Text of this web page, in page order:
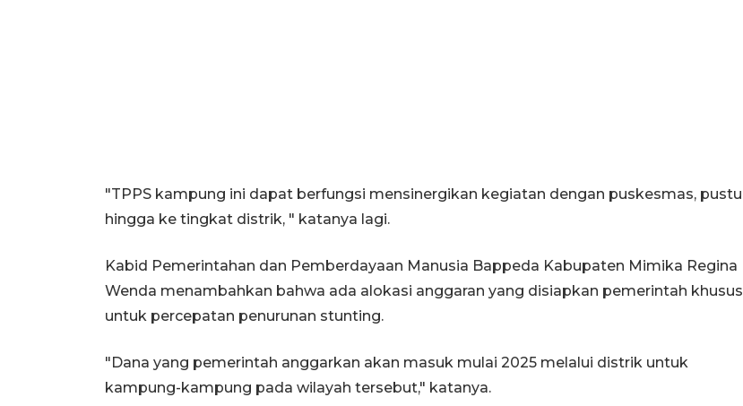
"TPPS kampung ini dapat berfungsi mensinergikan kegiatan dengan puskesmas, pustu
hingga ke tingkat distrik, " katanya lagi.
Kabid Pemerintahan dan Pemberdayaan Manusia Bappeda Kabupaten Mimika Regina
Wenda menambahkan bahwa ada alokasi anggaran yang disiapkan pemerintah khusus
untuk percepatan penurunan stunting.
"Dana yang pemerintah anggarkan akan masuk mulai 2025 melalui distrik untuk
kampung-kampung pada wilayah tersebut," katanya.